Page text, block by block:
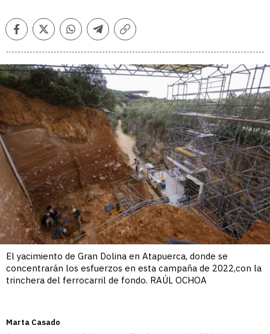
FacebookTwitterWhatsappTelegramCopiar
El yacimiento de Gran Dolina en Atapuerca, donde se
concentrarán los esfuerzos en esta campaña de 2022,con la
trinchera del ferrocarril de fondo. RAÚL OCHOA
Marta Casado